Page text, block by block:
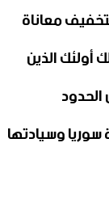
معاناة
الذين
سوريا وسيادتها